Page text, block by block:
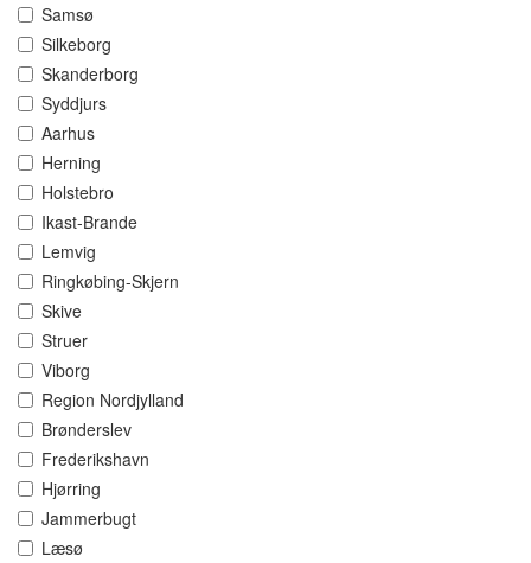
Samsø
Silkeborg
Skanderborg
Syddjurs
Aarhus
Herning
Holstebro
Ikast-Brande
Lemvig
Ringkøbing-Skjern
Skive
Struer
Viborg
Region Nordjylland
Brønderslev
Frederikshavn
Hjørring
Jammerbugt
Læsø